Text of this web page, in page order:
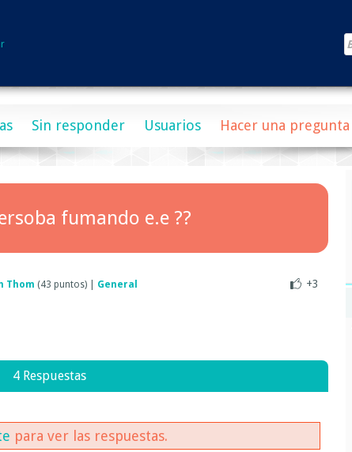
Sin responder Usuarios Hacer una pregunta
fumando e.e ??
+3
Thom (43 puntos) General
4 Respuestas
para ver las respuestas.